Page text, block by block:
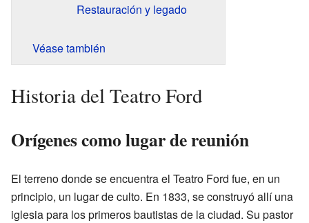
Restauración y legado
Véase también
Historia del Teatro Ford
Orígenes como lugar de reunión
El terreno donde se encuentra el Teatro Ford fue, en un
principio, un lugar de culto. En 1833, se construyó allí una
iglesia para los primeros bautistas de la ciudad. Su pastor